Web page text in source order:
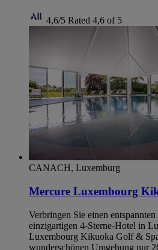
4,6/5 Rated 4,6 of 5
CANACH, Luxemburg
Mercure Luxembourg
Verbringen Sie einen
einzigartigen 4-Sterne-Hotel in
Luxembourg Kikuoka Golf &
wunderschönen Umgebung nur